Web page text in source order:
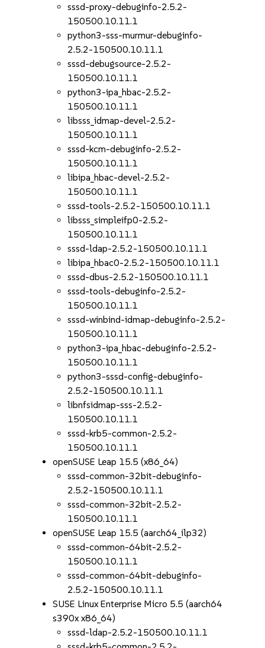
sssd-proxy-debuginfo-2.5.2-
150500.10.11.1
python3-sss-murmur-debuginfo-
2.5.2-150500.10.11.1
sssd-debugsource-2.5.2-
150500.10.11.1
python3-ipa_hbac-2.5.2-
150500.10.11.1
libsss_idmap-devel-2.5.2-
150500.10.11.1
sssd-kcm-debuginfo-2.5.2-
150500.10.11.1
libipa_hbac-devel-2.5.2-
150500.10.11.1
sssd-tools-2.5.2-150500.10.11.1
libsss_simpleifp0-2.5.2-
150500.10.11.1
sssd-ldap-2.5.2-150500.10.11.1
libipa_hbac0-2.5.2-150500.10.11.1
sssd-dbus-2.5.2-150500.10.11.1
sssd-tools-debuginfo-2.5.2-
150500.10.11.1
sssd-winbind-idmap-debuginfo-2.5.2-
150500.10.11.1
python3-ipa_hbac-debuginfo-2.5.2-
150500.10.11.1
python3-sssd-config-debuginfo-
2.5.2-150500.10.11.1
libnfsidmap-sss-2.5.2-
150500.10.11.1
sssd-krb5-common-2.5.2-
150500.10.11.1
openSUSE Leap 15.5 (x86_64)
sssd-common-32bit-debuginfo-
2.5.2-150500.10.11.1
sssd-common-32bit-2.5.2-
150500.10.11.1
openSUSE Leap 15.5 (aarch64_ilp32)
sssd-common-64bit-2.5.2-
150500.10.11.1
sssd-common-64bit-debuginfo-
2.5.2-150500.10.11.1
SUSE Linux Enterprise Micro 5.5 (aarch64
s390x x86_64)
sssd-ldap-2.5.2-150500.10.11.1